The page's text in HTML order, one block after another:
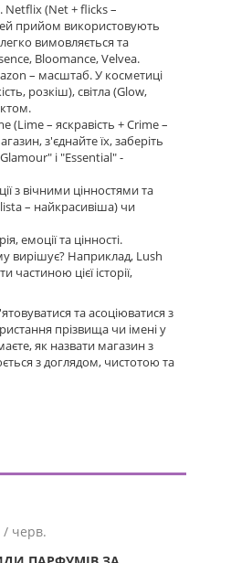
Netflix (Net + flicks –
прийом використовують
вимовляється та
Bloomance, Velvea.
– масштаб. У косметиці
розкіш), світла (Glow,
(Lime – яскравість + Crime –
з'єднайте їх, заберіть
і "Essential" -
з вічними цінностями та
– найкрасивіша) чи
емоції та цінності.
вирішує? Наприклад, Lush
цієї історії,
та асоціюватися з
прізвища чи імені у
як назвати магазин з
з доглядом, чистотою та
/ черв.